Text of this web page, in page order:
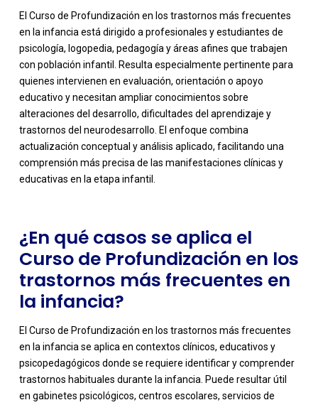
El Curso de Profundización en los trastornos más frecuentes
en la infancia está dirigido a profesionales y estudiantes de
psicología, logopedia, pedagogía y áreas afines que trabajen
con población infantil. Resulta especialmente pertinente para
quienes intervienen en evaluación, orientación o apoyo
educativo y necesitan ampliar conocimientos sobre
alteraciones del desarrollo, dificultades del aprendizaje y
trastornos del neurodesarrollo. El enfoque combina
actualización conceptual y análisis aplicado, facilitando una
comprensión más precisa de las manifestaciones clínicas y
educativas en la etapa infantil.
-
¿En qué casos se aplica el
Curso de Profundización en los
trastornos más frecuentes en
la infancia?
El Curso de Profundización en los trastornos más frecuentes
en la infancia se aplica en contextos clínicos, educativos y
psicopedagógicos donde se requiere identificar y comprender
trastornos habituales durante la infancia. Puede resultar útil
en gabinetes psicológicos, centros escolares, servicios de